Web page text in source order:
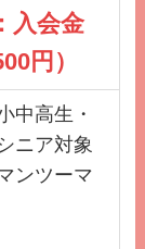
入会金
円）
中高生・
ニア対象
ンツーマ